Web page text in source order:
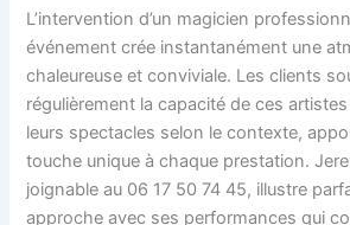
L’intervention d’un magicien
événement crée instantanément une
chaleureuse et conviviale. Les clients
régulièrement la capacité de ces
leurs spectacles selon le contexte,
touche unique à chaque prestation.
joignable au 06 17 50 74 45, illustre
approche avec ses performances qui